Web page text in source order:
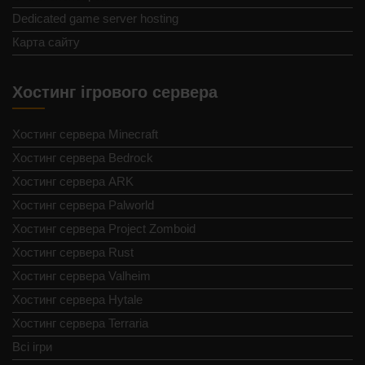
Dedicated game server hosting
Карта сайту
Хостинг ігрового сервера
Хостинг сервера Minecraft
Хостинг сервера Bedrock
Хостинг сервера ARK
Хостинг сервера Palworld
Хостинг сервера Project Zomboid
Хостинг сервера Rust
Хостинг сервера Valheim
Хостинг сервера Hytale
Хостинг сервера Terraria
Всі ігри